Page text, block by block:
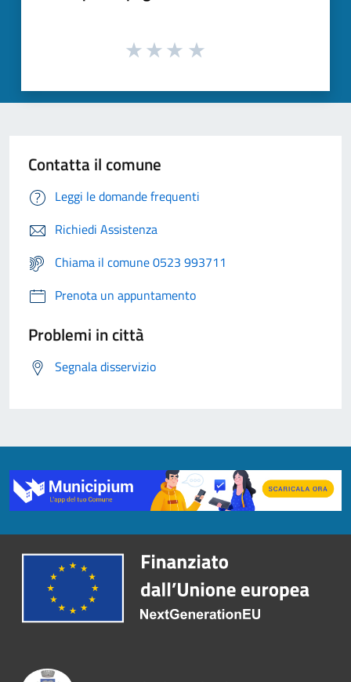
Contatta il comune
Leggi le domande frequenti
Richiedi Assistenza
Chiama il comune 0523 993711
Prenota un appuntamento
Problemi in città
Segnala disservizio